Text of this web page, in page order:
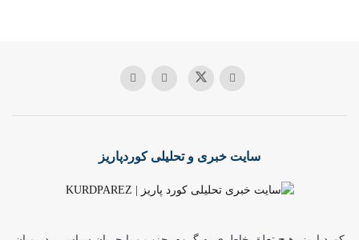
سایت خبری و تحلیلی کوردپاریز